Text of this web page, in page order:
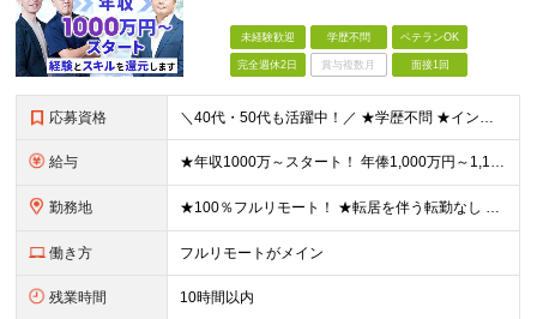
未経験歓迎 学歴不問 ベテランOK
完全週休2日 賞与複数月 面接1回
応募資格 ＼40代・50代も活躍中！／ ★学歴不問 ★インフラエンジニアの経験を5年以上お持ちの方 ≪こんな方にピッタリです！≫ ◎自身の市場価値を正当に評価してほしい ◎今より年収をアップさせたい ◎多彩な
給与 ★年収1000万～スタート！ 年俸1,000万円～1,162万8,000円（12分割） ※経験・スキルを考慮の上決定します ※上記金額には固定残業代（月30h分・158,400円～184,000円
勤務地 ★100％フルリモート！ ★転居を伴う転勤なし 本社またはプロジェクト先にて勤務いただきます！ ※プロジェクト先は一都三県及び23区内がメイン 【本社】 東京都新宿区神楽坂1-2 研究社英語センタ
働き方 フルリモートがメイン
残業時間 10時間以内